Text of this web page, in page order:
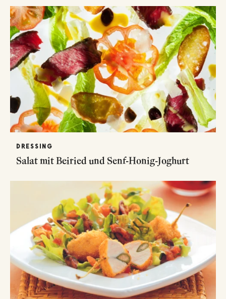
DRESSING
Salat mit Beiried und Senf-Honig-Joghurt